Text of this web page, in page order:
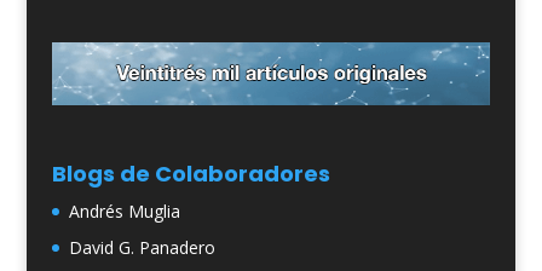
Blogs de Colaboradores
Andrés Muglia
David G. Panadero